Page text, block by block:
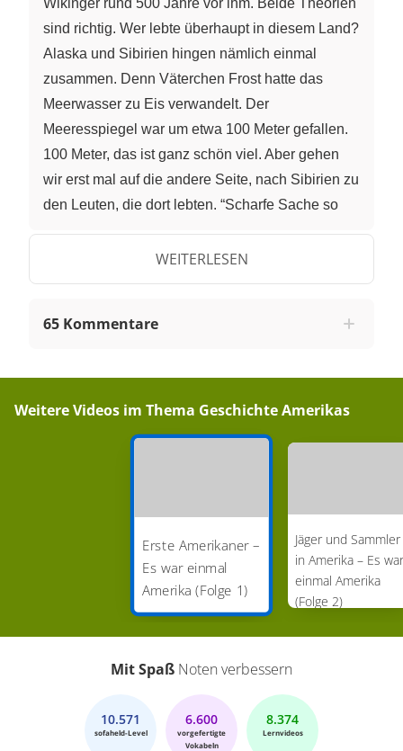
WEITERLESEN
65 Kommentare
Weitere Videos im Thema Geschichte Amerikas
Erste Amerikaner –
Es war einmal
Amerika (Folge 1)
Jäger und Sammler
in Amerika – Es war
einmal Amerika
(Folge 2)
Mit Spaß Noten verbessern
10.571
sofaheld-Level
6.600
vorgefertigte
Vokabeln
8.374
Lernvideos